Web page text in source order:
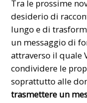
Tra le prossime
desiderio di
lungo e di
un messaggio di
attraverso il quale
condividere le
soprattutto alle
trasmettere un